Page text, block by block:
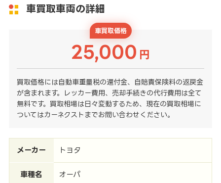
車買取車両の詳細
車買取価格
25,000 円
買取価格には自動車重量税の還付金、自賠責保険料の返戻金
が含まれます。レッカー費用、売却手続きの代行費用は全て
無料です。買取相場は日々変動するため、現在の買取相場に
ついてはカーネクストまでお問い合わせください。
メーカー トヨタ
車種名 オーパ